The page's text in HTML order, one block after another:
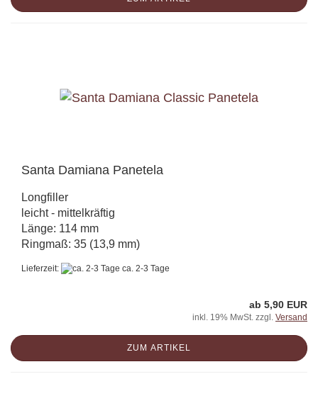
Santa Damiana Panetela
Longfiller
leicht - mittelkräftig
Länge: 114 mm
Ringmaß: 35 (13,9 mm)
Lieferzeit: ca. 2-3 Tage
ab 5,90 EUR
inkl. 19% MwSt. zzgl. Versand
ZUM ARTIKEL